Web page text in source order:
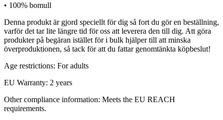
• 100% bomull
Denna produkt är gjord speciellt för dig så fort du gör en beställning,
varför det tar lite längre tid för oss att leverera den till dig. Att göra
produkter på begäran istället för i bulk hjälper till att minska
överproduktionen, så tack för att du fattar genomtänkta köpbeslut!
Age restrictions: For adults
EU Warranty: 2 years
Other compliance information: Meets the EU REACH
requirements.